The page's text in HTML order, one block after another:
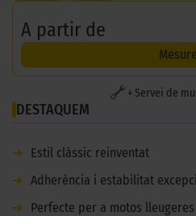
A partir de
+ Servei de
DESTAQUEM
➜
Estil clàssic reinventat
➜
Adherència i estabilitat
➜
Perfecte per a motos lleugeres